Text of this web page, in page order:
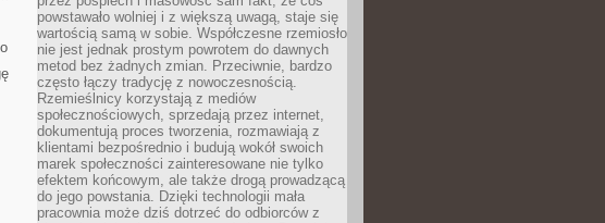
powstawało wolniej i z większą uwagą, staje się
wartością samą w sobie. Współczesne rzemiosło
nie jest jednak prostym powrotem do dawnych
metod bez żadnych zmian. Przeciwnie, bardzo
często łączy tradycję z nowoczesnością.
Rzemieślnicy korzystają z mediów
społecznościowych, sprzedają przez internet,
dokumentują proces tworzenia, rozmawiają z
klientami bezpośrednio i budują wokół swoich
marek społeczności zainteresowane nie tylko
efektem końcowym, ale także drogą prowadzącą
do jego powstania. Dzięki technologii mała
pracownia może dziś dotrzeć do odbiorców z